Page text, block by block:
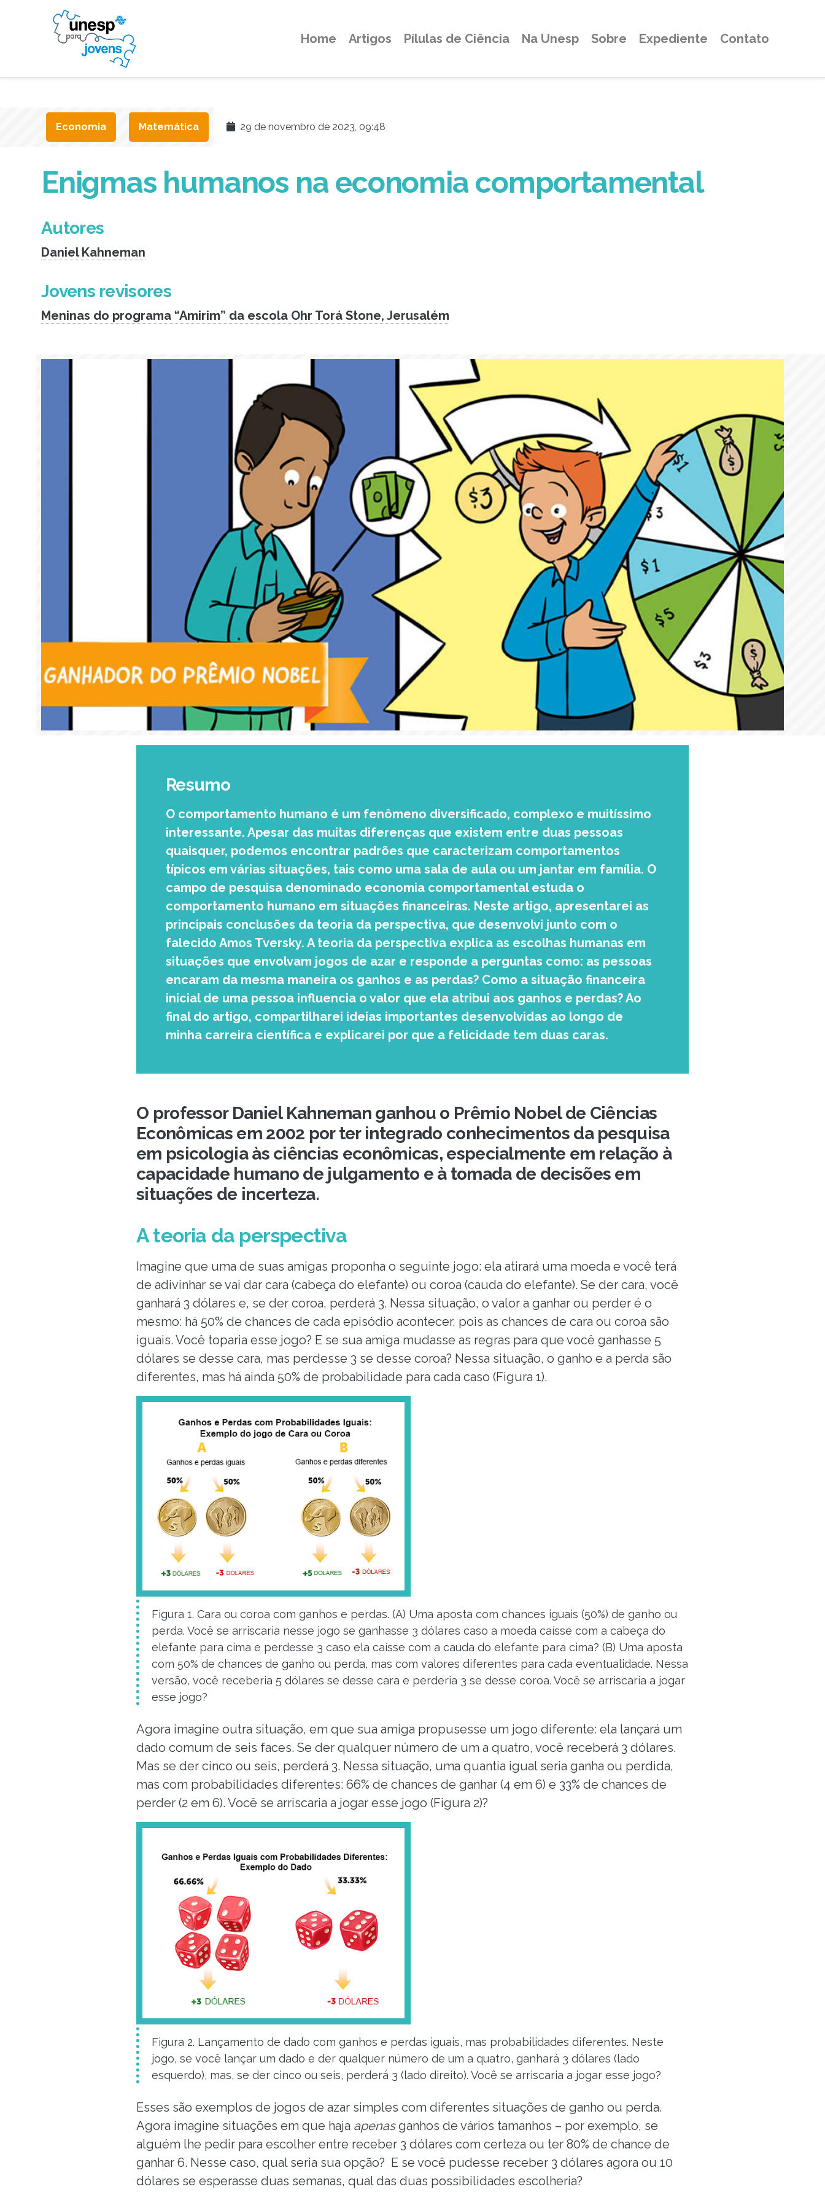
Home Artigos Pílulas de Ciência Na Unesp Sobre Expediente Contato
Economia Matemática 29 de novembro de 2023, 09:48
Enigmas humanos na economia comportamental
Autores
Daniel Kahneman
Jovens revisores
Meninas do programa “Amirim” da escola Ohr Torá Stone, Jerusalém
Resumo
O comportamento humano é um fenômeno diversificado, complexo e muitíssimo
interessante. Apesar das muitas diferenças que existem entre duas pessoas
quaisquer, podemos encontrar padrões que caracterizam comportamentos
típicos em várias situações, tais como uma sala de aula ou um jantar em família. O
campo de pesquisa denominado economia comportamental estuda o
comportamento humano em situações financeiras. Neste artigo, apresentarei as
principais conclusões da teoria da perspectiva, que desenvolvi junto com o
falecido Amos Tversky. A teoria da perspectiva explica as escolhas humanas em
situações que envolvam jogos de azar e responde a perguntas como: as pessoas
encaram da mesma maneira os ganhos e as perdas? Como a situação financeira
inicial de uma pessoa influencia o valor que ela atribui aos ganhos e perdas? Ao
final do artigo, compartilharei ideias importantes desenvolvidas ao longo de
minha carreira científica e explicarei por que a felicidade tem duas caras.
O professor Daniel Kahneman ganhou o Prêmio Nobel de Ciências
Econômicas em 2002 por ter integrado conhecimentos da pesquisa
em psicologia às ciências econômicas, especialmente em relação à
capacidade humano de julgamento e à tomada de decisões em
situações de incerteza.
A teoria da perspectiva
Imagine que uma de suas amigas proponha o seguinte jogo: ela atirará uma moeda e você terá
de adivinhar se vai dar cara (cabeça do elefante) ou coroa (cauda do elefante). Se der cara, você
ganhará 3 dólares e, se der coroa, perderá 3. Nessa situação, o valor a ganhar ou perder é o
mesmo: há 50% de chances de cada episódio acontecer, pois as chances de cara ou coroa são
iguais. Você toparia esse jogo? E se sua amiga mudasse as regras para que você ganhasse 5
dólares se desse cara, mas perdesse 3 se desse coroa? Nessa situação, o ganho e a perda são
diferentes, mas há ainda 50% de probabilidade para cada caso (Figura 1).
Figura 1. Cara ou coroa com ganhos e perdas. (A) Uma aposta com chances iguais (50%) de ganho ou
perda. Você se arriscaria nesse jogo se ganhasse 3 dólares caso a moeda caísse com a cabeça do
elefante para cima e perdesse 3 caso ela caísse com a cauda do elefante para cima? (B) Uma aposta
com 50% de chances de ganho ou perda, mas com valores diferentes para cada eventualidade. Nessa
versão, você receberia 5 dólares se desse cara e perderia 3 se desse coroa. Você se arriscaria a jogar
esse jogo?
Agora imagine outra situação, em que sua amiga propusesse um jogo diferente: ela lançará um
dado comum de seis faces. Se der qualquer número de um a quatro, você receberá 3 dólares.
Mas se der cinco ou seis, perderá 3. Nessa situação, uma quantia igual seria ganha ou perdida,
mas com probabilidades diferentes: 66% de chances de ganhar (4 em 6) e 33% de chances de
perder (2 em 6). Você se arriscaria a jogar esse jogo (Figura 2)?
Figura 2. Lançamento de dado com ganhos e perdas iguais, mas probabilidades diferentes. Neste
jogo, se você lançar um dado e der qualquer número de um a quatro, ganhará 3 dólares (lado
esquerdo), mas, se der cinco ou seis, perderá 3 (lado direito). Você se arriscaria a jogar esse jogo?
Esses são exemplos de jogos de azar simples com diferentes situações de ganho ou perda.
Agora imagine situações em que haja apenasganhos de vários tamanhos – por exemplo, se
alguém lhe pedir para escolher entre receber 3 dólares com certeza ou ter 80% de chance de
ganhar 6. Nesse caso, qual seria sua opção? E se você pudesse receber 3 dólares agora ou 10
dólares se esperasse duas semanas, qual das duas possibilidades escolheria?